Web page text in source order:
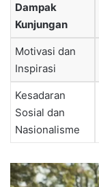
Dampak
Kunjungan
Motivasi dan
Inspirasi
Kesadaran
Sosial dan
Nasionalisme